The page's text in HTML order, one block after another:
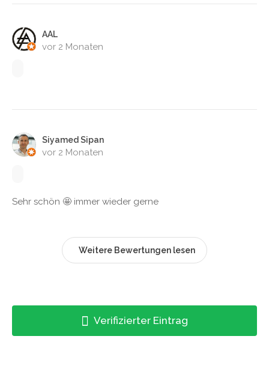
AAL
vor 2 Monaten
Siyamed Sipan
vor 2 Monaten
Sehr schön 🤩 immer wieder gerne
Weitere Bewertungen lesen
Verifizierter Eintrag